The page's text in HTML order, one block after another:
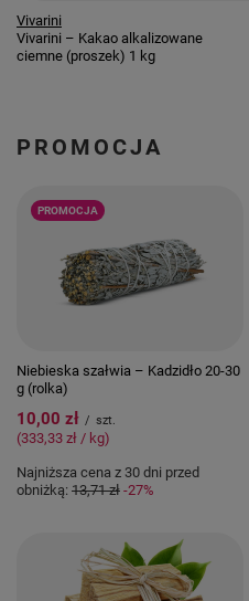
Vivarini
Vivarini – Kakao alkalizowane
ciemne (proszek) 1 kg
PROMOCJA
PROMOCJA
Niebieska szałwia – Kadzidło 20-30
g (rolka)
10,00 zł / szt.
(333,33 zł / kg)
Najniższa cena z 30 dni przed
obniżką: 13,71 zł -27%